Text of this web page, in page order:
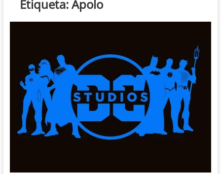
Etiqueta:Apolo